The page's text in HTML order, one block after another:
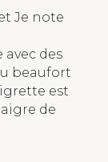
Je note
avec des
beaufort
est
de